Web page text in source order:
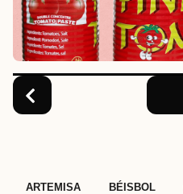
o
n
ARTEMISA BÉISBOL